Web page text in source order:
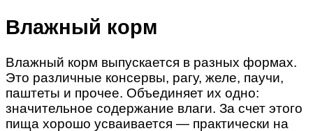
Влажный корм
Влажный корм выпускается в разных формах.
Это различные консервы, рагу, желе, паучи,
паштеты и прочее. Объединяет их одно:
значительное содержание влаги. За счет этого
пища хорошо усваивается — практически на